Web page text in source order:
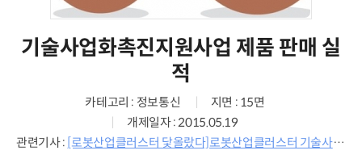
기술사업화촉진지원사업 제품 판매 실
적
카테고리 : 정보통신
지면 : 15면
개제일자 : 2015.05.19
관련기사 : [로봇산업클러스터 닻올랐다]로봇산업클러스터 기술사업화촉진지원사업 성과